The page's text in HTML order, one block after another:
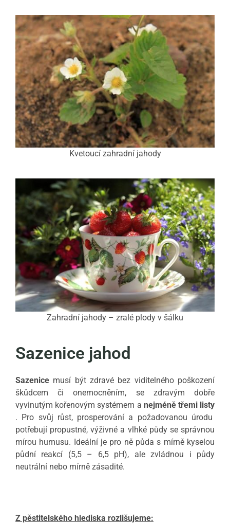
Kvetoucí zahradní jahody
Zahradní jahody – zralé plody v šálku
Sazenice jahod
Sazenice musí být zdravé bez viditelného poškození
škůdcem či onemocněním, se zdravým dobře
vyvinutým kořenovým systémem a nejméně třemi listy
. Pro svůj růst, prosperování a požadovanou úrodu
potřebují propustné, výživné a vlhké půdy se správnou
mírou humusu. Ideální je pro ně půda s mírně kyselou
půdní reakcí (5,5 – 6,5 pH), ale zvládnou i půdy
neutrální nebo mírně zásadité.
Z pěstitelského hlediska rozlišujeme: